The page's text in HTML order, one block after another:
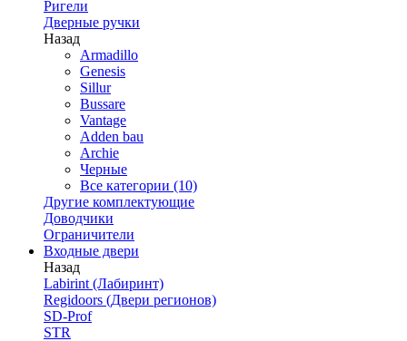
Ригели
Дверные ручки
Назад
Armadillo
Genesis
Sillur
Bussare
Vantage
Adden bau
Archie
Черные
Все категории (10)
Другие комплектующие
Доводчики
Ограничители
Входные двери
Назад
Labirint (Лабиринт)
Regidoors (Двери регионов)
SD-Prof
STR